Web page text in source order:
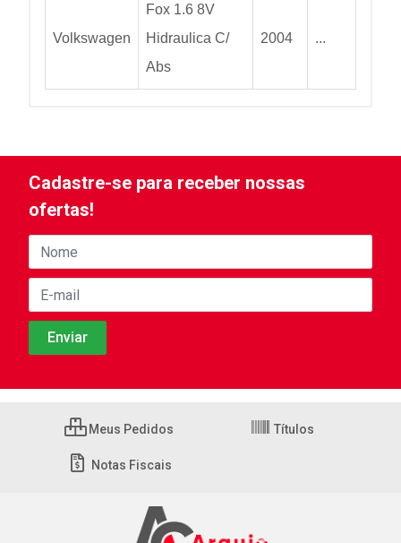
Volkswagen
Fox 1.6 8V
Hidraulica C/
Abs
2004 ...
Cadastre-se para receber nossas
ofertas!
Meus Pedidos Títulos
Notas Fiscais